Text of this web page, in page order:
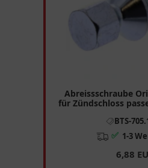
Abreissschraube
für Zündschloss
BTS-
✅ 1-3
6,88